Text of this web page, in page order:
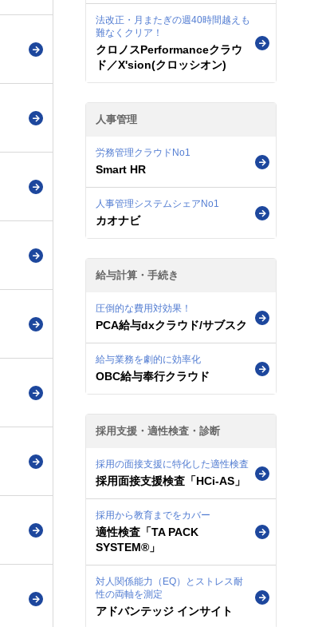
法改正・月またぎの週40時間越えも
難なくクリア！
クロノスPerformanceクラウ
ド／X'sion(クロッシオン)
人事管理
労務管理クラウドNo1
Smart HR
人事管理システムシェアNo1
カオナビ
給与計算・手続き
圧倒的な費用対効果！
PCA給与dxクラウド/サブスク
給与業務を劇的に効率化
OBC給与奉行クラウド
採用支援・適性検査・診断
採用の面接支援に特化した適性検査
採用面接支援検査「HCi-AS」
採用から教育までをカバー
適性検査「TA PACK
SYSTEM®」
対人関係能力（EQ）とストレス耐
性の両軸を測定
アドバンテッジ インサイト